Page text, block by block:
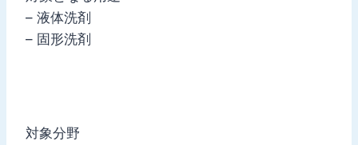
– 液体洗剤
– 固形洗剤
対象分野